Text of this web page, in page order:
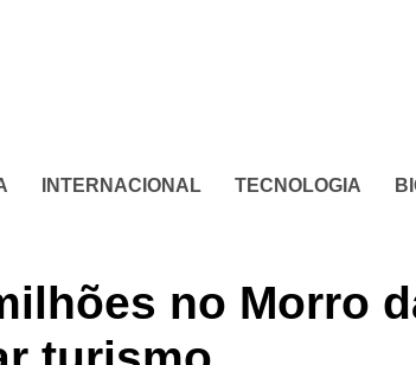
INTERNACIONAL TECNOLOGIA
no Morro